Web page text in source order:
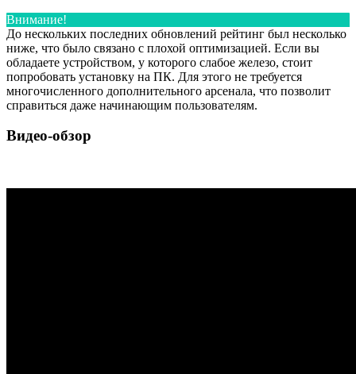
Внимание!
До нескольких последних обновлений рейтинг был несколько
ниже, что было связано с плохой оптимизацией. Если вы
обладаете устройством, у которого слабое железо, стоит
попробовать установку на ПК. Для этого не требуется
многочисленного дополнительного арсенала, что позволит
справиться даже начинающим пользователям.
Видео-обзор